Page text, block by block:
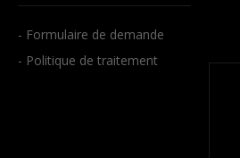
- Formulaire de demande
- Politique de traitement